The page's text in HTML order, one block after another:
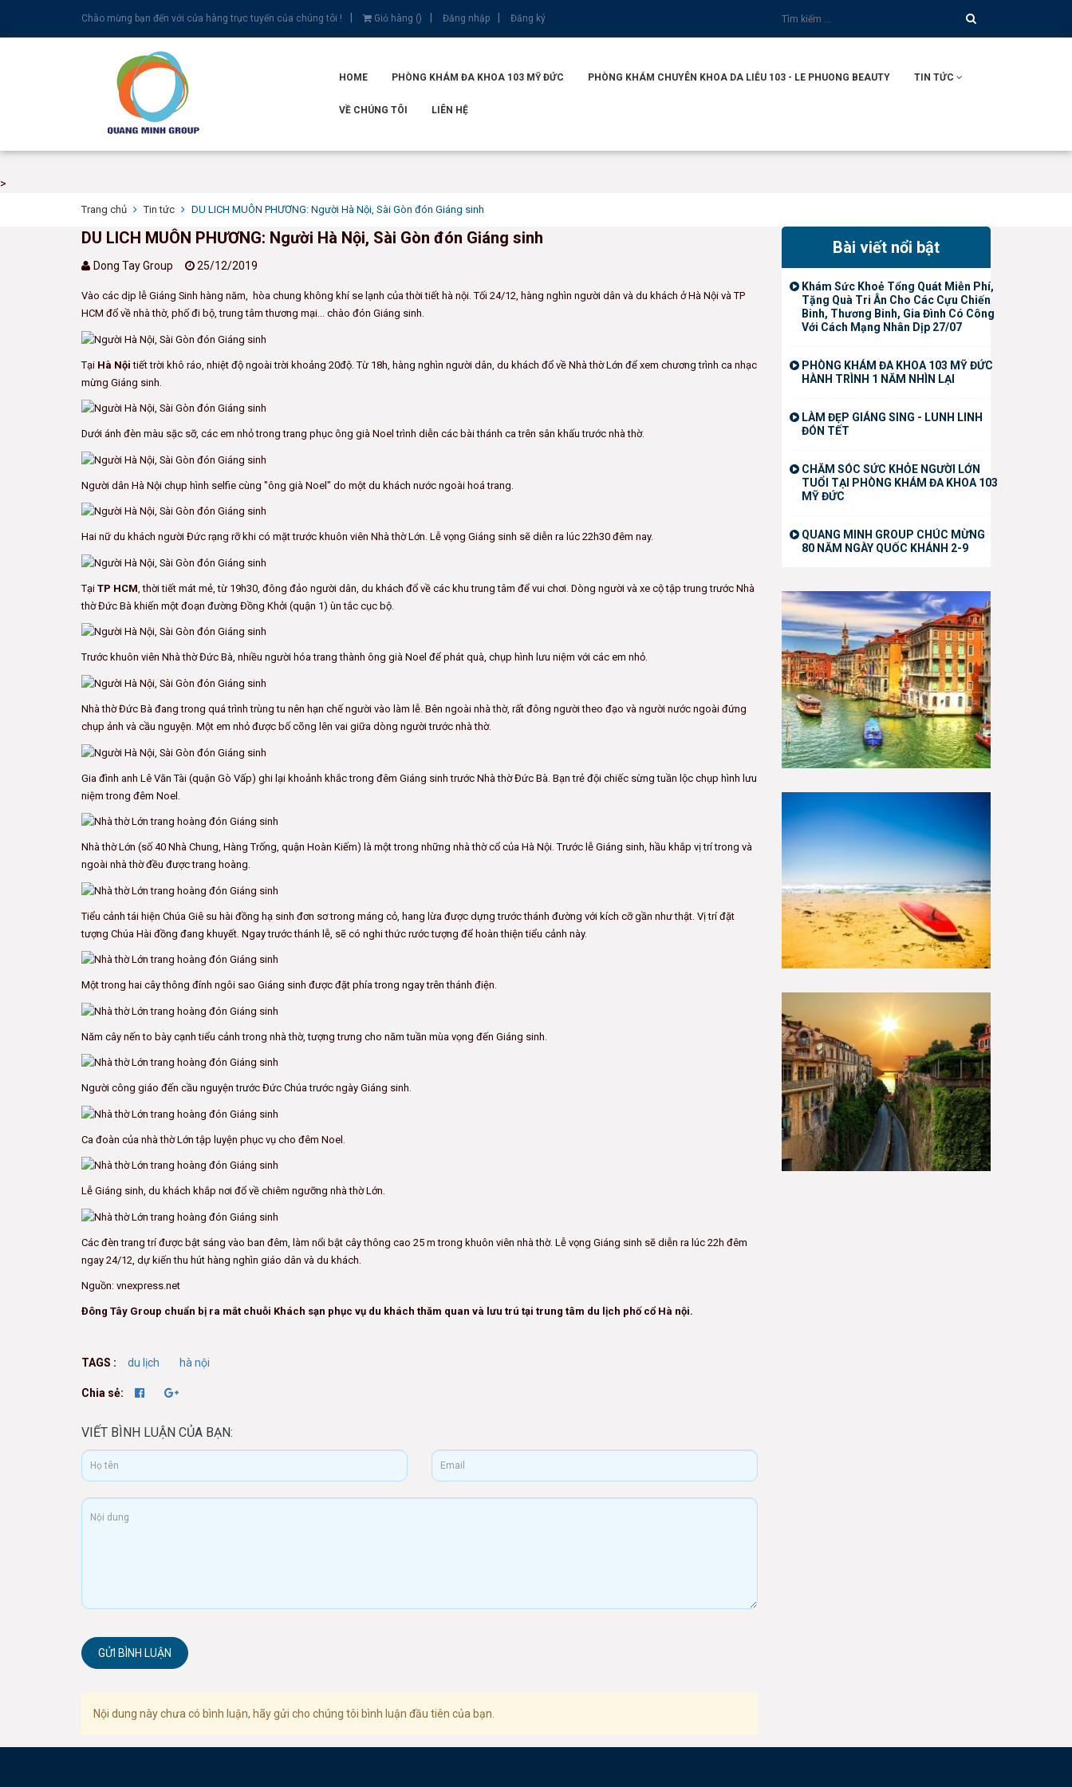
Chào mừng bạn đến với cửa hàng trực tuyến của chúng tôi ! Giỏ hàng () Đăng nhập Đăng ký
HOME PHÒNG KHÁM ĐA KHOA 103 MỸ ĐỨC PHÒNG KHÁM CHUYÊN KHOA DA LIỄU 103 - LE PHUONG BEAUTY TIN TỨC
VỀ CHÚNG TÔI LIÊN HỆ
>
Trang chủ Tin tức DU LICH MUÔN PHƯƠNG: Người Hà Nội, Sài Gòn đón Giáng sinh
DU LICH MUÔN PHƯƠNG: Người Hà Nội, Sài Gòn đón Giáng sinh
Dong Tay Group 25/12/2019
Vào các dịp lễ Giáng Sinh hàng năm, hòa chung không khí se lạnh của thời tiết hà nội. Tối 24/12, hàng nghìn người dân và du khách ở Hà Nội và TP
HCM đổ về nhà thờ, phố đi bộ, trung tâm thương mại... chào đón Giáng sinh.
Tại Hà Nội tiết trời khô ráo, nhiệt độ ngoài trời khoảng 20độ. Từ 18h, hàng nghìn người dân, du khách đổ về Nhà thờ Lớn để xem chương trình ca nhạc
mừng Giáng sinh.
Dưới ánh đèn màu sặc sỡ, các em nhỏ trong trang phục ông già Noel trình diễn các bài thánh ca trên sân khấu trước nhà thờ.
Người dân Hà Nội chụp hình selfie cùng "ông già Noel" do một du khách nước ngoài hoá trang.
Hai nữ du khách người Đức rạng rỡ khi có mặt trước khuôn viên Nhà thờ Lớn. Lễ vọng Giáng sinh sẽ diễn ra lúc 22h30 đêm nay.
Tại TP HCM , thời tiết mát mẻ, từ 19h30, đông đảo người dân, du khách đổ về các khu trung tâm để vui chơi. Dòng người và xe cộ tập trung trước Nhà
thờ Đức Bà khiến một đoạn đường Đồng Khởi (quận 1) ùn tắc cục bộ.
Trước khuôn viên Nhà thờ Đức Bà, nhiều người hóa trang thành ông già Noel để phát quà, chụp hình lưu niệm với các em nhỏ.
Nhà thờ Đức Bà đang trong quá trình trùng tu nên hạn chế người vào làm lễ. Bên ngoài nhà thờ, rất đông người theo đạo và người nước ngoài đứng
chụp ảnh và cầu nguyện. Một em nhỏ được bố cõng lên vai giữa dòng người trước nhà thờ.
Gia đình anh Lê Văn Tài (quận Gò Vấp) ghi lại khoảnh khắc trong đêm Giáng sinh trước Nhà thờ Đức Bà. Bạn trẻ đội chiếc sừng tuần lộc chụp hình lưu
niệm trong đêm Noel.
Nhà thờ Lớn (số 40 Nhà Chung, Hàng Trống, quận Hoàn Kiếm) là một trong những nhà thờ cổ của Hà Nội. Trước lễ Giáng sinh, hầu khắp vị trí trong và
ngoài nhà thờ đều được trang hoàng.
Tiểu cảnh tái hiện Chúa Giê su hài đồng hạ sinh đơn sơ trong máng cỏ, hang lừa được dựng trước thánh đường với kích cỡ gần như thật. Vị trí đặt
tượng Chúa Hài đồng đang khuyết. Ngay trước thánh lễ, sẽ có nghi thức rước tượng để hoàn thiện tiểu cảnh này.
Một trong hai cây thông đính ngôi sao Giáng sinh được đặt phía trong ngay trên thánh điện.
Năm cây nến to bày cạnh tiểu cảnh trong nhà thờ, tượng trưng cho năm tuần mùa vọng đến Giáng sinh.
Người công giáo đến cầu nguyện trước Đức Chúa trước ngày Giáng sinh.
Ca đoàn của nhà thờ Lớn tập luyện phục vụ cho đêm Noel.
Lễ Giáng sinh, du khách khắp nơi đổ về chiêm ngưỡng nhà thờ Lớn.
Các đèn trang trí được bật sáng vào ban đêm, làm nổi bật cây thông cao 25 m trong khuôn viên nhà thờ. Lễ vọng Giáng sinh sẽ diễn ra lúc 22h đêm
ngay 24/12, dự kiến thu hút hàng nghìn giáo dân và du khách.
Nguồn: vnexpress.net
Đông Tây Group chuẩn bị ra mắt chuỗi Khách sạn phục vụ du khách thăm quan và lưu trú tại trung tâm du lịch phố cổ Hà nội.
TAGS : du lịch hà nội
Chia sẻ:
VIẾT BÌNH LUẬN CỦA BẠN:
GỬI BÌNH LUẬN
Nội dung này chưa có bình luận, hãy gửi cho chúng tôi bình luận đầu tiên của bạn.
Bài viết nổi bật
Khám Sức Khoẻ Tổng Quát Miễn Phí,
Tặng Quà Tri Ân Cho Các Cựu Chiến
Binh, Thương Binh, Gia Đình Có Công
Với Cách Mạng Nhân Dịp 27/07
PHÒNG KHÁM ĐA KHOA 103 MỸ ĐỨC
HÀNH TRÌNH 1 NĂM NHÌN LẠI
LÀM ĐẸP GIÁNG SING - LUNH LINH
ĐÓN TẾT
CHĂM SÓC SỨC KHỎE NGƯỜI LỚN
TUỔI TẠI PHÒNG KHÁM ĐA KHOA 103
MỸ ĐỨC
QUANG MINH GROUP CHÚC MỪNG
80 NĂM NGÀY QUỐC KHÁNH 2-9